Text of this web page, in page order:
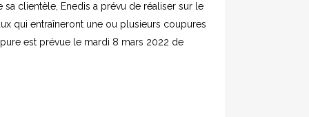
clientèle, Enedis a prévu de réaliser sur le
qui entraîneront une ou plusieurs coupures
est prévue le mardi 8 mars 2022 de